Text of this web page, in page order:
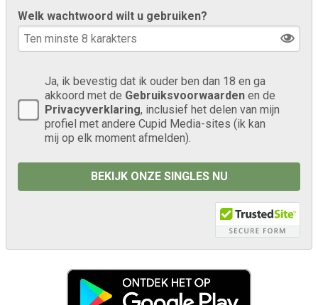
Welk wachtwoord wilt u gebruiken?
Ja, ik bevestig dat ik ouder ben dan 18 en ga
akkoord met de Gebruiksvoorwaarden en de
Privacyverklaring, inclusief het delen van mijn
profiel met andere Cupid Media-sites (ik kan
mij op elk moment afmelden).